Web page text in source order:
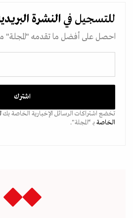
للتسجيل في النشرة
احصل على أفضل ما تقدمه "المجلة"
تخضع اشتراكات الرسائل الإخبارية الخاصة بك
الخاصة بـ “المجلة".